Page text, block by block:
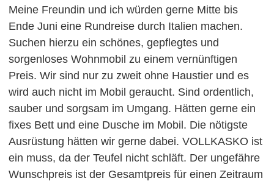
Meine Freundin und ich würden gerne Mitte bis
Ende Juni eine Rundreise durch Italien machen.
Suchen hierzu ein schönes, gepflegtes und
sorgenloses Wohnmobil zu einem vernünftigen
Preis. Wir sind nur zu zweit ohne Haustier und es
wird auch nicht im Mobil geraucht. Sind ordentlich,
sauber und sorgsam im Umgang. Hätten gerne ein
fixes Bett und eine Dusche im Mobil. Die nötigste
Ausrüstung hätten wir gerne dabei. VOLLKASKO ist
ein muss, da der Teufel nicht schläft. Der ungefähre
Wunschpreis ist der Gesamtpreis für einen Zeitraum